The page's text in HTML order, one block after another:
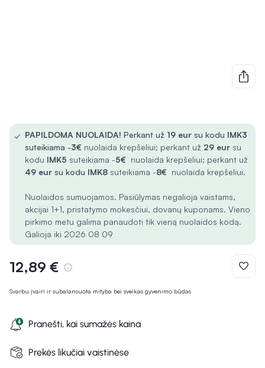
Svarbu įvairi ir subalansuota mityba bei sveikas gyvenimo būdas
✓ PAPILDOMA NUOLAIDA! Perkant už 19 eur su kodu IMK3
suteikiama -3€ nuolaida krepšeliui; perkant už 29 eur su
kodu IMK5 suteikiama -5€ nuolaida krepšeliui; perkant už
49 eur su kodu IMK8 suteikiama -8€ nuolaida krepšeliui.
Nuolaidos sumuojamos. Pasiūlymas negalioja vaistams,
akcijai 1+1, pristatymo mokesčiui, dovanų kuponams. Vieno
pirkimo metu galima panaudoti tik vieną nuolaidos kodą.
Galioja iki 2026 08 09
12,89 €
Pranešti, kai sumažės kaina
Prekės likučiai vaistinėse